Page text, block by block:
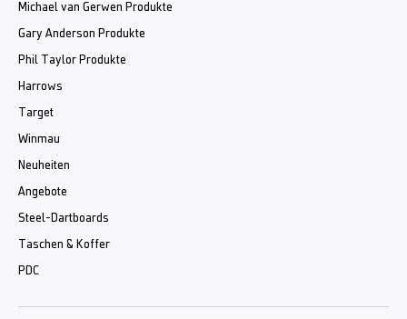
Michael van Gerwen Produkte
Gary Anderson Produkte
Phil Taylor Produkte
Harrows
Target
Winmau
Neuheiten
Angebote
Steel-Dartboards
Taschen & Koffer
PDC